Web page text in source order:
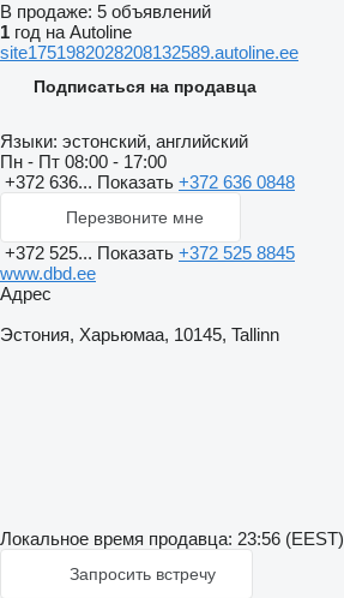
В продаже: 5 объявлений
1 год на Autoline
site1751982028208132589.autoline.ee
Подписаться на продавца
Языки: эстонский, английский
Пн - Пт 08:00 - 17:00
+372 636... Показать +372 636 0848
Перезвоните мне
+372 525... Показать +372 525 8845
www.dbd.ee
Адрес
Эстония, Харьюмаа, 10145, Tallinn
Локальное время продавца: 23:56 (EEST)
Запросить встречу